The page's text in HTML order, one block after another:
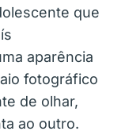
que
aparência
fotográfico
de olhar,
ao outro.